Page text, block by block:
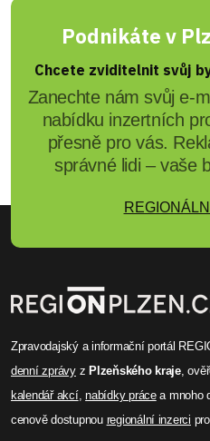
Podnikáte v
Chcete zviditelnit svůj
Zanechte nám svůj e-
nabídku inzertních
přesně pro vás.
správné lidi – vaše
Zpravodajský a informační portál
denní zprávyz Plzeňského kraje,
kalendář akcí,nabídky prácea mnoho
cenově dostupnou regionální inzerci